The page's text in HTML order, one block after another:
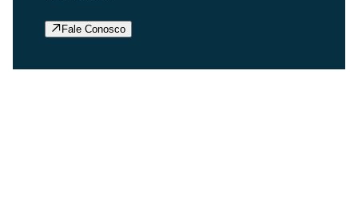
Fale Conosco